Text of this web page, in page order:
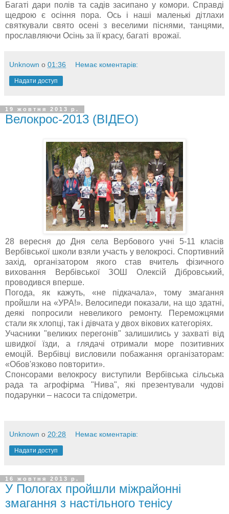
Багаті дари полів та садів засипано у комори. Справді
щедрою є осіння пора. Ось і наші маленькі дітлахи
святкували свято осені з веселими піснями, танцями,
прославляючи Осінь за її красу, багаті врожаї.
Unknown о 01:36 Немає коментарів:
Надати доступ
19 жовтня 2013 р.
Велокрос-2013 (ВІДЕО)
28 вересня до Дня села Вербового учні 5-11 класів
Вербівської школи взяли участь у велокросі. Спортивний
захід, організатором якого став вчитель фізичного
виховання Вербівської ЗОШ Олексій Дібровський,
проводився вперше.
Погода, як кажуть, «не підкачала», тому змагання
пройшли на «УРА!». Велосипеди показали, на що здатні,
деякі попросили невеликого ремонту. Переможцями
стали як хлопці, так і дівчата у двох вікових категоріях.
Учасники "великих перегонів" залишились у захваті від
швидкої їзди, а глядачі отримали море позитивних
емоцій. Вербівці висловили побажання організаторам:
«Обов'язково повторити».
Спонсорами велокросу виступили Вербівська сільська
рада та агрофірма "Нива", які презентували чудові
подарунки – насоси та спідометри.
Unknown о 20:28 Немає коментарів:
Надати доступ
16 жовтня 2013 р.
У Пологах пройшли міжрайонні
змагання з настільного тенісу